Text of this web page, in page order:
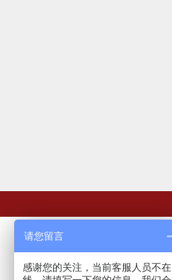
请您留言
感谢您的关注，当前客服人员不在